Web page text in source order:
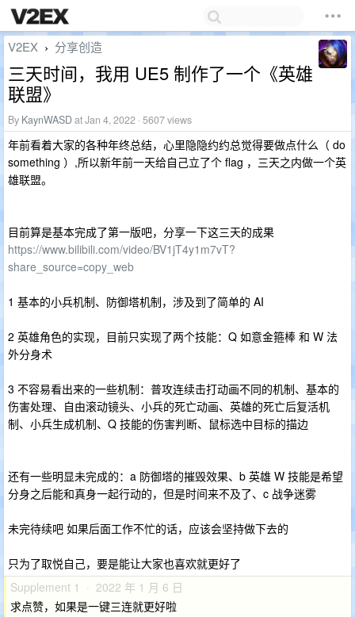
V2EX › 分享创造
三天时间，我用 UE5 制作了一个《英雄
联盟》
By KaynWASDat Jan 4, 2022 · 5607 views
年前看着大家的各种年终总结，心里隐隐约约总觉得要做点什么（ do
something ）,所以新年前一天给自己立了个 flag ，三天之内做一个英
雄联盟。
目前算是基本完成了第一版吧，分享一下这三天的成果
https://www.bilibili.com/video/BV1jT4y1m7vT?
share_source=copy_web
1 基本的小兵机制、防御塔机制，涉及到了简单的 AI
2 英雄角色的实现，目前只实现了两个技能：Q 如意金箍棒 和 W 法
外分身术
3 不容易看出来的一些机制：普攻连续击打动画不同的机制、基本的
伤害处理、自由滚动镜头、小兵的死亡动画、英雄的死亡后复活机
制、小兵生成机制、Q 技能的伤害判断、鼠标选中目标的描边
还有一些明显未完成的：a 防御塔的摧毁效果、b 英雄 W 技能是希望
分身之后能和真身一起行动的，但是时间来不及了、c 战争迷雾
未完待续吧 如果后面工作不忙的话，应该会坚持做下去的
只为了取悦自己，要是能让大家也喜欢就更好了
Supplement 1 · 2022 年 1 月 6 日
求点赞，如果是一键三连就更好啦